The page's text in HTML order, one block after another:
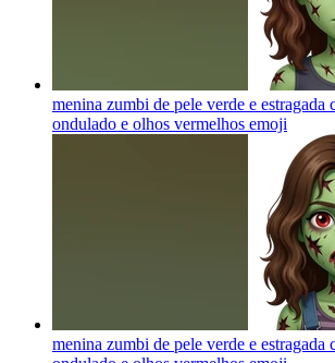
menina zumbi de pele verde e estragada
ondulado e olhos vermelhos emoji
menina zumbi de pele verde e estragada